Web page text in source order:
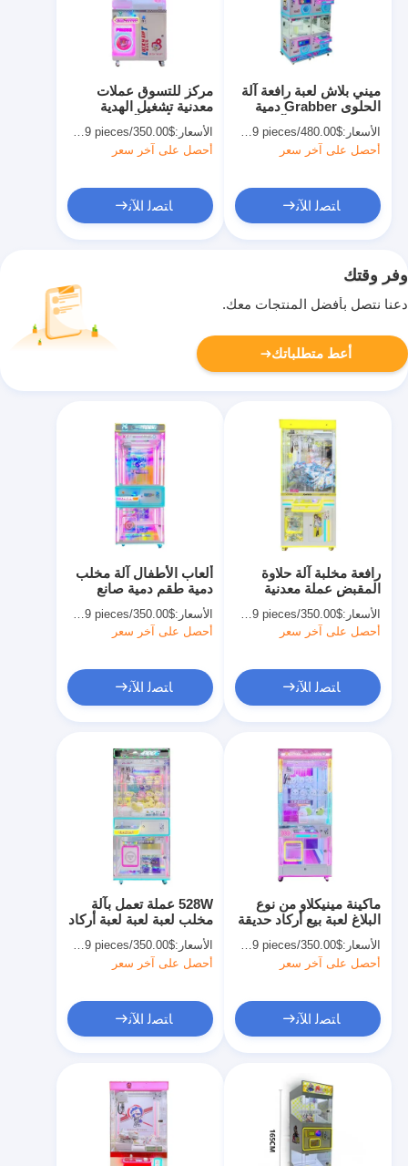
المنتجات
حولنا
مركز للتسوق عملات
معدنية تشغيل الهدية
الملونة أركيد آلة مخلب
لعبة ل 6 سنوات القديمة
الأسعار:$350.00/pieces 1-509 pieces
أحصل على آخر سعر
ﺎﺘﺼﻟ ﺍﻶﻧ
ميني بلاش لعبة رافعة آلة
الحلوى Grabber دمية
جائزة بوتيك لعبة آركاد
الأسعار:$480.00/pieces 1-19 pieces
أحصل على آخر سعر
ﺎﺘﺼﻟ ﺍﻶﻧ
وفر وقتك
دعنا نتصل بأفضل المنتجات معك.
أعط متطلباتك
ألعاب الأطفال آلة مخلب
دمية طقم دمية صانع
الديناصور OEM
الأسعار:$350.00/pieces 1-509 pieces
أحصل على آخر سعر
ﺎﺘﺼﻟ ﺍﻶﻧ
رافعة مخلبة آلة حلاوة
المقبض عملة معدنية
تشغيل ألعاب الرقص
الأسعار:$350.00/pieces 1-19 pieces
أحصل على آخر سعر
ﺎﺘﺼﻟ ﺍﻶﻧ
528W عملة تعمل بآلة
مخلب لعبة لعبة لعبة أركاد
الأسعار:$350.00/pieces 1-509 pieces
أحصل على آخر سعر
ﺎﺘﺼﻟ ﺍﻶﻧ
ماكينة مينيكلاو من نوع
البلاغ لعبة بيع أركاد حديقة
ترفيهية عملة مخلب حلو
الأسعار:$350.00/pieces 1-19 pieces
أحصل على آخر سعر
ﺎﺘﺼﻟ ﺍﻶﻧ